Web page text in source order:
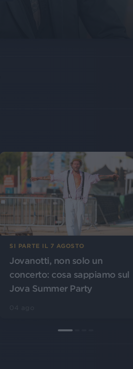
SI PARTE IL 7 AGOSTO
Jovanotti, non solo un
concerto: cosa sappiamo sul
Jova Summer Party